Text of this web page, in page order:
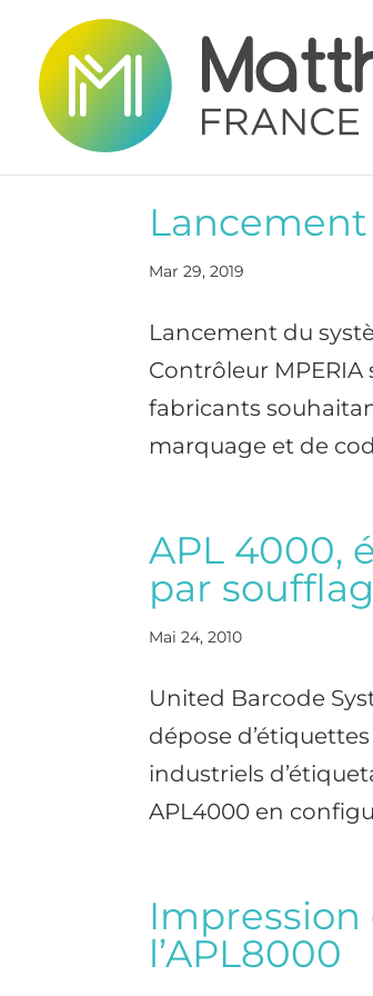
Mar 29, 2019
Lancement du
Contrôleur
fabricants
marquage et de
APL 4000,
par
Mai 24, 2010
United Barcode
dépose
industriels
APL4000 en
Impression
l’APL8000